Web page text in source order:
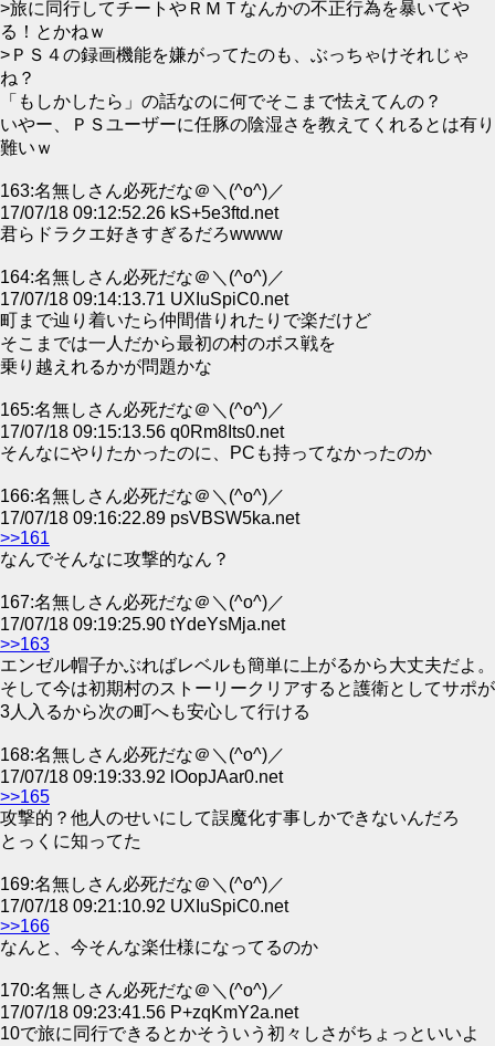
>旅に同行してチートやＲＭＴなんかの不正行為を暴いてや
る！とかねｗ
>ＰＳ４の録画機能を嫌がってたのも、ぶっちゃけそれじゃ
ね？
「もしかしたら」の話なのに何でそこまで怯えてんの？
いやー、ＰＳユーザーに任豚の陰湿さを教えてくれるとは有り
難いｗ
163:名無しさん必死だな＠＼(^o^)／
17/07/18 09:12:52.26 kS+5e3ftd.net
君らドラクエ好きすぎるだろwwww
164:名無しさん必死だな＠＼(^o^)／
17/07/18 09:14:13.71 UXIuSpiC0.net
町まで辿り着いたら仲間借りれたりで楽だけど
そこまでは一人だから最初の村のボス戦を
乗り越えれるかが問題かな
165:名無しさん必死だな＠＼(^o^)／
17/07/18 09:15:13.56 q0Rm8Its0.net
そんなにやりたかったのに、PCも持ってなかったのか
166:名無しさん必死だな＠＼(^o^)／
17/07/18 09:16:22.89 psVBSW5ka.net
>>161
なんでそんなに攻撃的なん？
167:名無しさん必死だな＠＼(^o^)／
17/07/18 09:19:25.90 tYdeYsMja.net
>>163
エンゼル帽子かぶればレベルも簡単に上がるから大丈夫だよ。
そして今は初期村のストーリークリアすると護衛としてサポが
3人入るから次の町へも安心して行ける
168:名無しさん必死だな＠＼(^o^)／
17/07/18 09:19:33.92 lOopJAar0.net
>>165
攻撃的？他人のせいにして誤魔化す事しかできないんだろ
とっくに知ってた
169:名無しさん必死だな＠＼(^o^)／
17/07/18 09:21:10.92 UXIuSpiC0.net
>>166
なんと、今そんな楽仕様になってるのか
170:名無しさん必死だな＠＼(^o^)／
17/07/18 09:23:41.56 P+zqKmY2a.net
10で旅に同行できるとかそういう初々しさがちょっといいよ